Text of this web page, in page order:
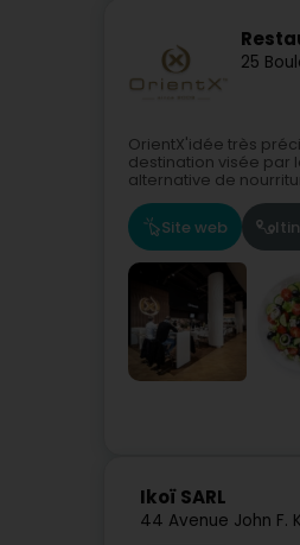
25
OrientX'idée très
destination visée par
alternative de
Site web
Ikoï SARL
44 Avenue John F.